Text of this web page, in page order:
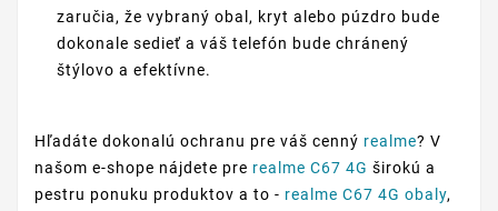
zaručia, že vybraný obal, kryt alebo púzdro bude
dokonale sedieť a váš telefón bude chránený
štýlovo a efektívne.
Hľadáte dokonalú ochranu pre váš cenný realme? V
našom e-shope nájdete pre realme C67 4G širokú a
pestru ponuku produktov a to - realme C67 4G obaly,